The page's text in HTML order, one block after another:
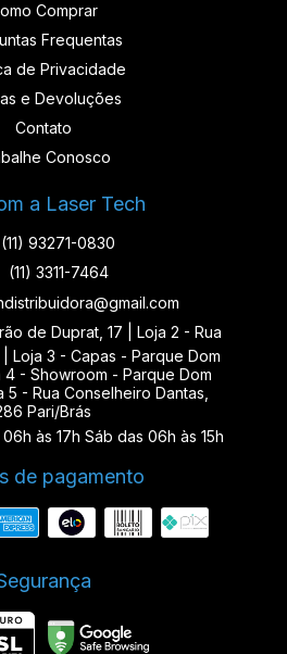
Comprar
Frequentas
de Privacidade
e Devoluções
Contato
Conosco
a Laser Tech
(11) 93271-0830
(11) 3311-7464
de Duprat, 17 | Loja 2 - Rua
Loja 3 - Capas - Parque Dom
- Showroom - Parque Dom
- Rua Conselheiro Dantas,
Pari/Brás
às 17h Sáb das 06h às 15h
de pagamento